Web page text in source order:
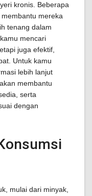
kronis. Beberapa
mereka
tenang dalam
mencari
juga efektif,
Untuk kamu
lebih lanjut
akan membantu
serta
dengan
mulai dari minyak,